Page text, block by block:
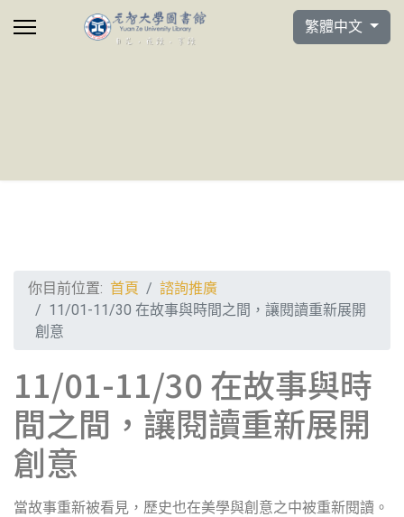
選擇你的語言
繁體中文
你目前位置: 首頁
諮詢推廣
11/01-11/30 在故事與時間之間，讓閱讀重新展開
創意
11/01-11/30 在故事與時
間之間，讓閱讀重新展開
創意
當故事重新被看見，歷史也在美學與創意之中被重新閱讀。